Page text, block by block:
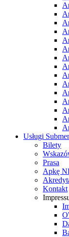
Usługi
Bilety
Prasa
Apkę
Kontakt